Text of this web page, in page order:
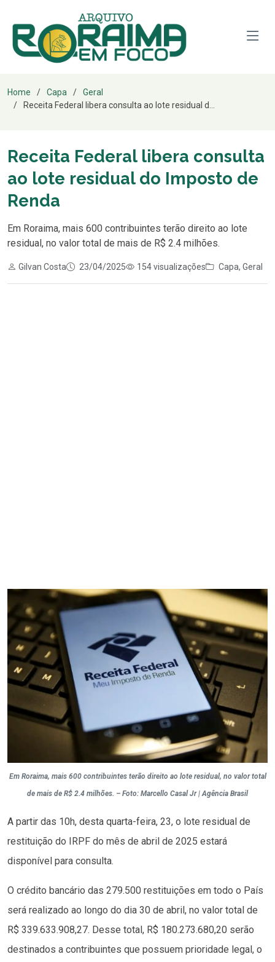
Home Capa
Geral
Receita Federal libera consulta ao lote residual d...
Receita Federal libera consulta
ao lote residual do Imposto de
Renda
Em Roraima, mais 600 contribuintes terão direito ao lote
residual, no valor total de mais de R$ 2.4 milhões.
Gilvan Costa 23/04/2025 154 visualizações Capa, Geral
Em Roraima, mais 600 contribuintes terão direito ao lote residual, no valor total
de mais de R$ 2.4 milhões. – Foto: Marcello Casal Jr | Agência Brasil
A partir das 10h, desta quarta-feira, 23, o lote residual de
restituição do IRPF do mês de abril de 2025 estará
disponível para consulta.
O crédito bancário das 279.500 restituições em todo o País
será realizado ao longo do dia 30 de abril, no valor total de
R$ 339.633.908,27. Desse total, R$ 180.273.680,20 serão
destinados a contribuintes que possuem prioridade legal, o